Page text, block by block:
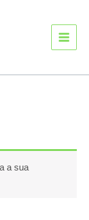
a sua